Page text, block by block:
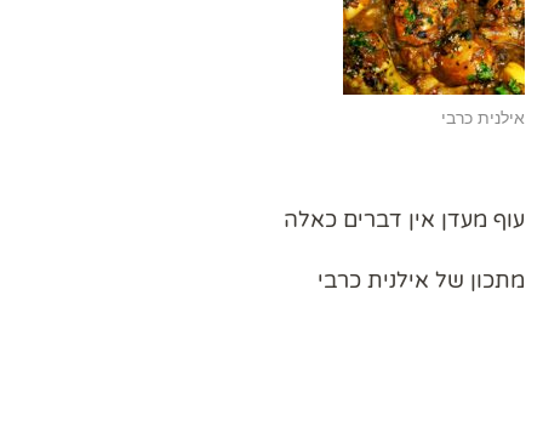
אילנית כרבי
עוף מעדן אין דברים כאלה
מתכון של אילנית כרבי